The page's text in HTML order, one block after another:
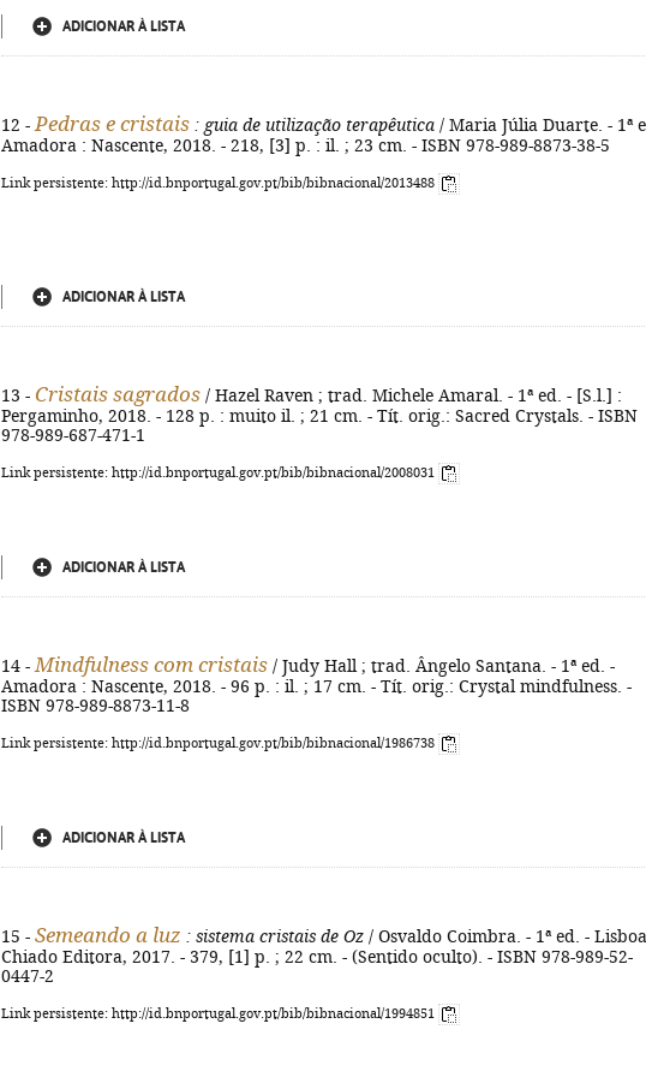
ADICIONAR À LISTA
12 - Pedras e cristais : guia de utilização terapêutica / Maria Júlia Duarte. - 1ª
Amadora : Nascente, 2018. - 218, [3] p. : il. ; 23 cm. - ISBN 978-989-8873-38-5
Link persistente: http://id.bnportugal.gov.pt/bib/bibnacional/2013488
ADICIONAR À LISTA
13 - Cristais sagrados / Hazel Raven ; trad. Michele Amaral. - 1ª ed. - [S.l.] :
Pergaminho, 2018. - 128 p. : muito il. ; 21 cm. - Tít. orig.: Sacred Crystals. - ISBN
978-989-687-471-1
Link persistente: http://id.bnportugal.gov.pt/bib/bibnacional/2008031
ADICIONAR À LISTA
14 - Mindfulness com cristais / Judy Hall ; trad. Ângelo Santana. - 1ª ed. -
Amadora : Nascente, 2018. - 96 p. : il. ; 17 cm. - Tít. orig.: Crystal mindfulness. -
ISBN 978-989-8873-11-8
Link persistente: http://id.bnportugal.gov.pt/bib/bibnacional/1986738
ADICIONAR À LISTA
15 - Semeando a luz : sistema cristais de Oz / Osvaldo Coimbra. - 1ª ed. -
Chiado Editora, 2017. - 379, [1] p. ; 22 cm. - (Sentido oculto). - ISBN 978-989-52-
0447-2
Link persistente: http://id.bnportugal.gov.pt/bib/bibnacional/1994851